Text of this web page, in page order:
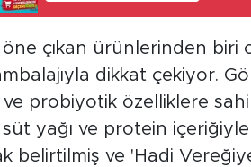
çıkan ürünlerinden biri
dikkat çekiyor.
probiyotik özelliklere
yağı ve protein
belirtilmiş ve 'Hadi